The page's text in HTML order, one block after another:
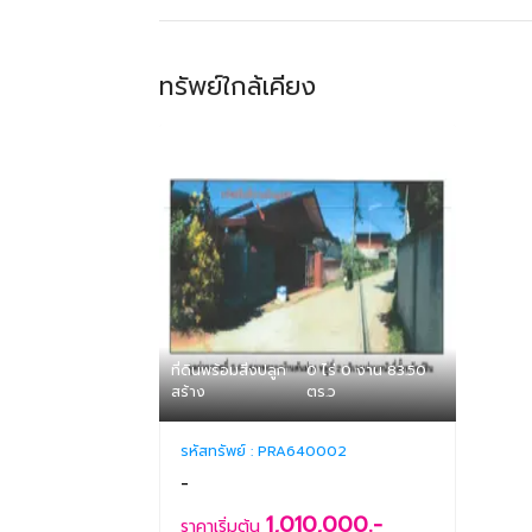
ทรัพย์ใกล้เคียง
ที่ดินพร้อมสิ่งปลูก
สร้าง
0 ไร่ 0 งาน 83.50
ตร.ว
รหัสทรัพย์ :PRA640002
-
ราคาเริ่มต้น 1,010,000.-